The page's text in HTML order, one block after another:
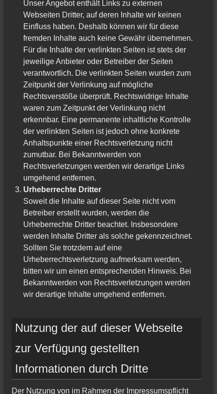
Unser Angebot enthält Links zu externen
Webseiten Dritter, auf deren Inhalte wir keinen
Einfluss haben. Deshalb können wir für diese
fremden Inhalte auch keine Gewähr übernehmen.
Für die Inhalte der verlinkten Seiten ist stets der
jeweilige Anbieter oder Betreiber der Seiten
verantwortlich. Die verlinkten Seiten wurden zum
Zeitpunkt der Verlinkung auf mögliche
Rechtsverstöße überprüft. Rechtswidrige Inhalte
waren zum Zeitpunkt der Verlinkung nicht
erkennbar. Eine permanente inhaltliche Kontrolle
der verlinkten Seiten ist jedoch ohne konkrete
Anhaltspunkte einer Rechtsverletzung nicht
zumutbar. Bei Bekanntwerden von
Rechtsverletzungen werden wir derartige Links
umgehend entfernen.
Urheberrechte Dritter
Soweit die Inhalte auf dieser Seite nicht vom
Betreiber erstellt wurden, werden die
Urheberrechte Dritter beachtet. Insbesondere
werden Inhalte Dritter als solche gekennzeichnet.
Sollten Sie trotzdem auf eine
Urheberrechtsverletzung aufmerksam werden,
bitten wir um einen entsprechenden Hinweis. Bei
Bekanntwerden von Rechtsverletzungen werden
wir derartige Inhalte umgehend entfernen.
Nutzung der auf dieser Webseite
zur Verfügung gestellten
Informationen durch Dritte
Der Nutzung von im Rahmen der Impressumspflicht